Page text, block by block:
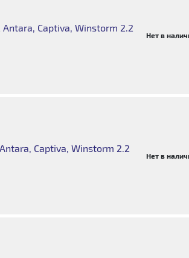
Captiva, Winstorm 2.2
Нет в
Captiva, Winstorm 2.2
Нет в